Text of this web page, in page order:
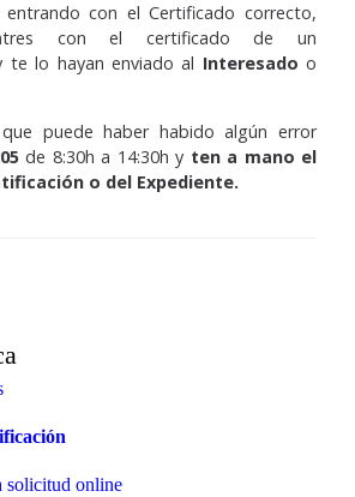
solicitud online
entrando con el Certificado correcto,
con el certificado de un
te lo hayan enviado al Interesado o
puede haber habido algún error
de 8:30h a 14:30h y ten a mano el
o del Expediente.